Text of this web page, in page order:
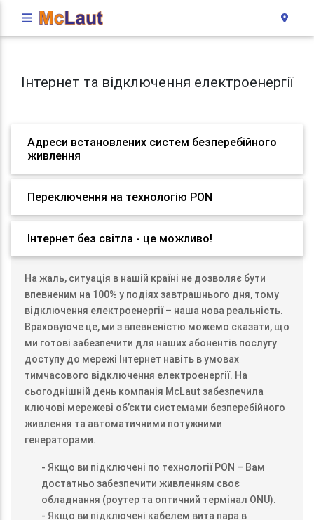
Інтернет та відключення електроенергії
Адреси встановлених систем безперебійного
живлення
Переключення на технологію PON
Інтернет без світла - це можливо!
На жаль, ситуація в нашій країні не дозволяє бути
впевненим на 100% у подіях завтрашнього дня, тому
відключення електроенергії – наша нова реальність.
Враховуюче це, ми з впевненістю можемо сказати, що
ми готові забезпечити для наших абонентів послугу
доступу до мережі Інтернет навіть в умовах
тимчасового відключення електроенергії. На
сьогоднішній день компанія McLaut забезпечила
ключові мережеві об’єкти системами безперебійного
живлення та автоматичними потужними
генераторами.
- Якщо ви підключені по технології PON – Вам
достатньо забезпечити живленням своє
обладнання (роутер та оптичний термінал ONU).
- Якщо ви підключені кабелем вита пара в